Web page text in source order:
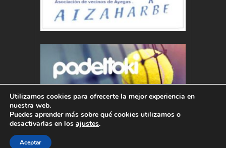
Autor : Pablo Momoitio - pablo@momoitio.com
Utilizamos cookies para ofrecerte la mejor experiencia en
nuestra web.
Puedes aprender más sobre qué cookies utilizamos o
desactivarlas en los ajustes.
Aceptar